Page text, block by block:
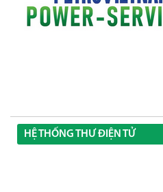
HỆ THỐNG THƯ ĐIỆN TỬ